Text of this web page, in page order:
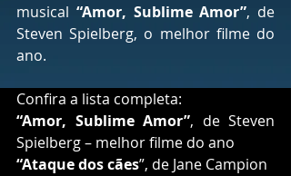
musical “Amor, Sublime Amor”, de
Steven Spielberg, o melhor filme do
ano.
Confira a lista completa:
“Amor, Sublime Amor”, de Steven
Spielberg – melhor filme do ano
“Ataque dos cães”, de Jane Campion